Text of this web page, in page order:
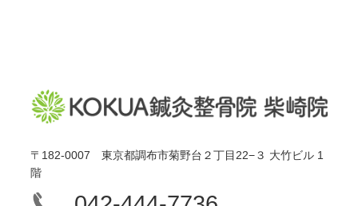
〒182-0007 東京都調布市菊野台２丁目22−３ 大竹ビル 1
階